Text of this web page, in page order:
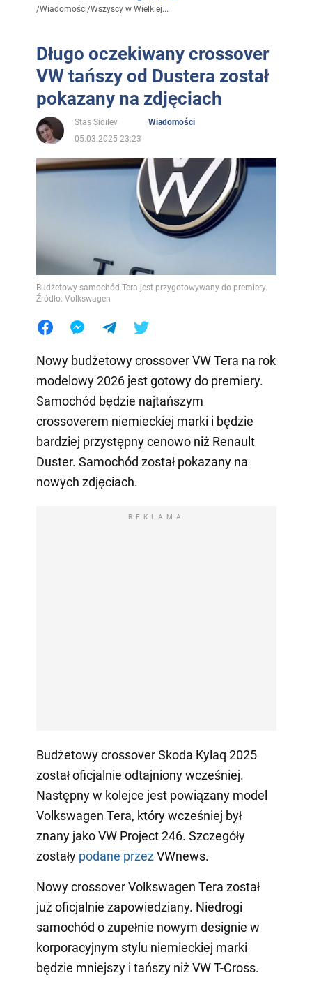
/Wiadomości/Wszyscy w Wielkiej...
Długo oczekiwany crossover
VW tańszy od Dustera został
pokazany na zdjęciach
Stas Sidilev
Wiadomości
05.03.2025 23:23
Budżetowy samochód Tera jest przygotowywany do premiery.
Źródło: Volkswagen
Nowy budżetowy crossover VW Tera na rok
modelowy 2026 jest gotowy do premiery.
Samochód będzie najtańszym
crossoverem niemieckiej marki i będzie
bardziej przystępny cenowo niż Renault
Duster. Samochód został pokazany na
nowych zdjęciach.
REKLAMA
Budżetowy crossover Skoda Kylaq 2025
został oficjalnie odtajniony wcześniej.
Następny w kolejce jest powiązany model
Volkswagen Tera, który wcześniej był
znany jako VW Project 246. Szczegóły
zostały podane przezVWnews.
Nowy crossover Volkswagen Tera został
już oficjalnie zapowiedziany. Niedrogi
samochód o zupełnie nowym designie w
korporacyjnym stylu niemieckiej marki
będzie mniejszy i tańszy niż VW T-Cross.